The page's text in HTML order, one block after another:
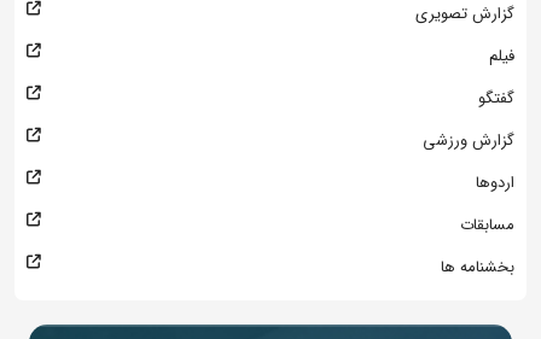
گزارش تصویری
فیلم
گفتگو
گزارش ورزشی
اردوها
مسابقات
بخشنامه ها